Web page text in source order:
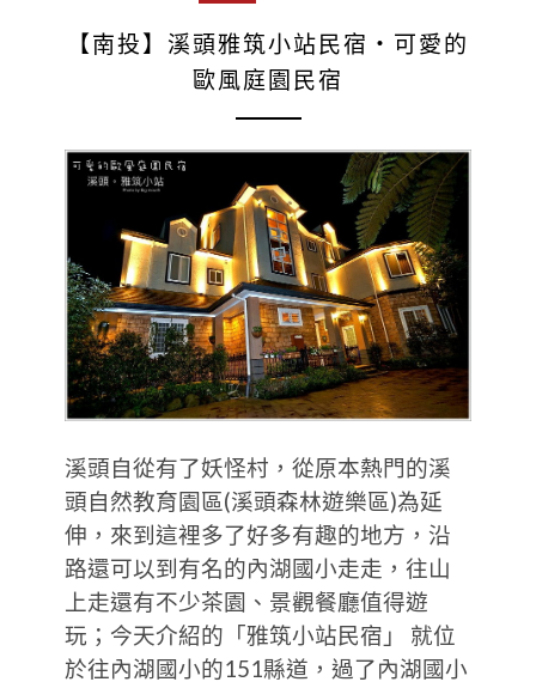
【南投】溪頭雅筑小站民宿‧可愛的
歐風庭園民宿
溪頭自從有了妖怪村，從原本熱門的溪
頭自然教育園區(溪頭森林遊樂區)為延
伸，來到這裡多了好多有趣的地方，沿
路還可以到有名的內湖國小走走，往山
上走還有不少茶園、景觀餐廳值得遊
玩；今天介紹的「雅筑小站民宿」 就位
於往內湖國小的151縣道，過了內湖國小